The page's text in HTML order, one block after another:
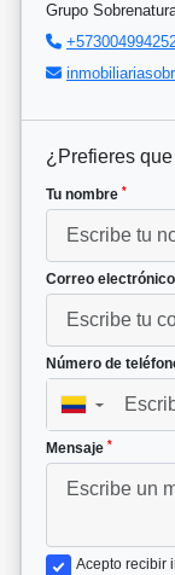
Grupo
¿Prefieres
Tu nombre *
Correo electrónico
Número de
▼
Mensaje *
Acepto recibir